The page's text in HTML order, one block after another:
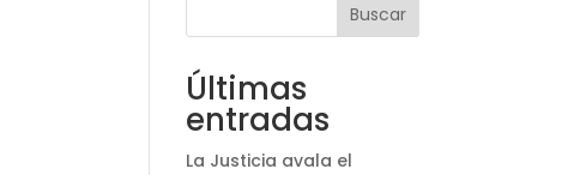
Buscar
Últimas
entradas
La Justicia avala el